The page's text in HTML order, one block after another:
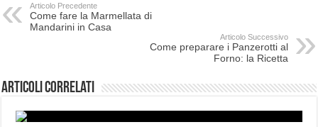
Articolo Precedente
Come fare la Marmellata di
Mandarini in Casa
Articolo Successivo
Come preparare i Panzerotti al
Forno: la Ricetta
Articoli correlati